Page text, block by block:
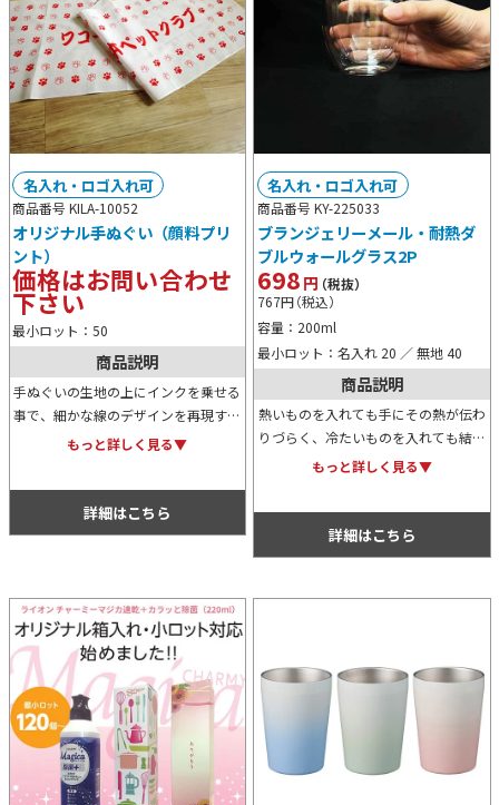
商品番号 KILA-10052
オリジナル手ぬぐい（顔料プリ
ント）
価格はお問い合わせ
下さい
最小ロット：50
名入れ・ロゴ入れ可
商品説明
手ぬぐいの生地の上にインクを乗せる
事で、細かな線のデザインを再現する
顔料プリント手ぬぐい。展示会用ノベ
もっと詳しく見る▼
詳細はこちら
商品番号 KY-225033
ブランジェリーメール・耐熱ダ
ブルウォールグラス2P
698円（税抜）
767円（税込）
容量：200ml
最小ロット：名入れ 20 ／ 無地 40
名入れ・ロゴ入れ可
商品説明
熱いものを入れても手にその熱が伝わ
りづらく、冷たいものを入れても結露
しにくい、二重構造で便利な耐熱グラ
もっと詳しく見る▼
詳細はこちら